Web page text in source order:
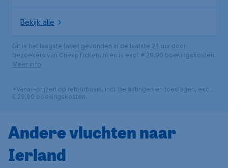
Bekijk alle
Dit is het laagste tarief gevonden in de laatste 24 uur door
bezoekers van CheapTickets.nl en is excl. € 29,90 boekingskosten.
Meer info
*Vanaf-prijzen op retourbasis, incl. belastingen en toeslagen, excl.
€ 29,90 boekingskosten.
Andere vluchten naar
Ierland